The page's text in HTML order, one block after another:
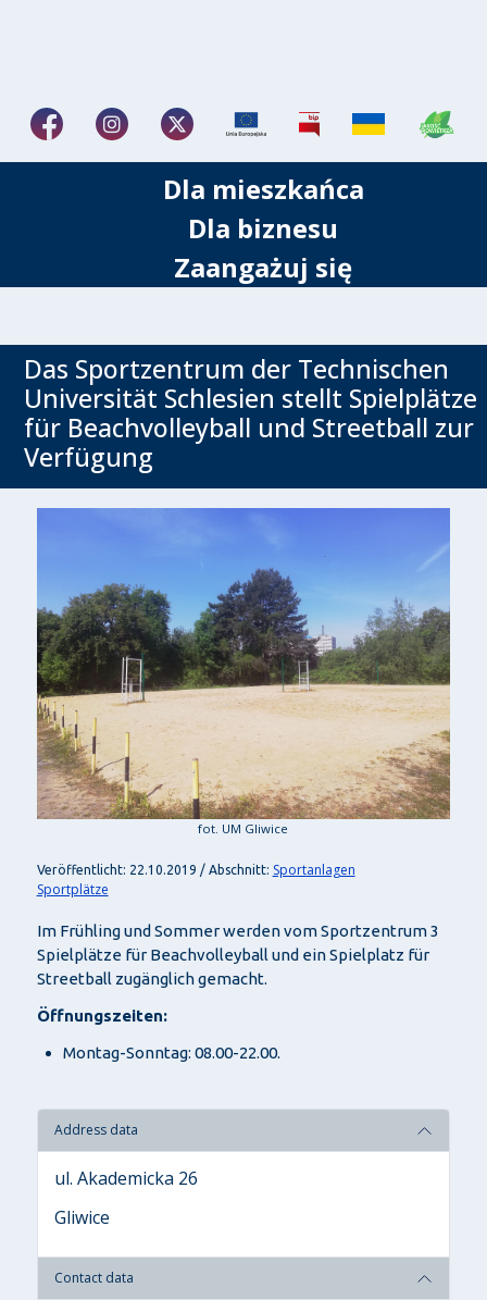
Dla mieszkańca
Dla biznesu
Zaangażuj się
Das Sportzentrum der Technischen
Universität Schlesien stellt Spielplätze
für Beachvolleyball und Streetball zur
Verfügung
fot. UM Gliwice
Veröffentlicht: 22.10.2019 / Abschnitt: Sportanlagen
Sportplätze
Im Frühling und Sommer werden vom Sportzentrum 3
Spielplätze für Beachvolleyball und ein Spielplatz für
Streetball zugänglich gemacht.
Öffnungszeiten:
Montag-Sonntag: 08.00-22.00.
Address data
ul. Akademicka 26
Gliwice
Contact data